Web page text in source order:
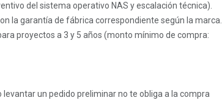
del sistema operativo NAS y escalación técnica).
la garantía de fábrica correspondiente según la marca.
proyectos a 3 y 5 años (monto mínimo de compra:
levantar un pedido preliminar no te obliga a la compra